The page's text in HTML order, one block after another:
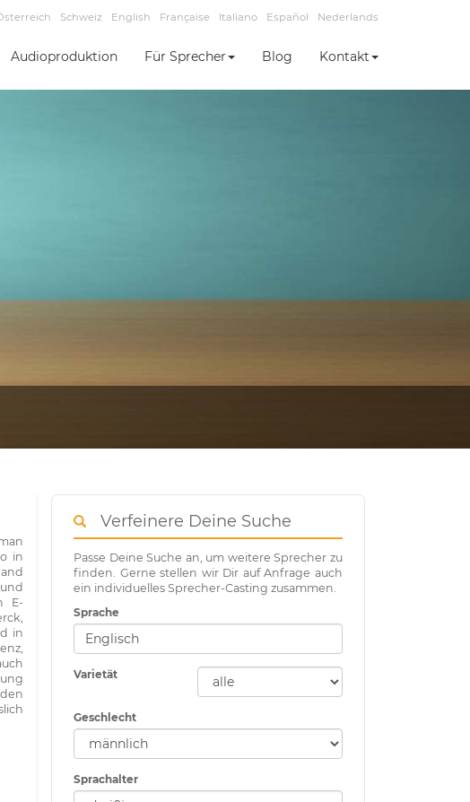
Schweiz English Française Italiano Español Nederlands
Audioproduktion Für Sprecher Blog Kontakt
in
E-
in
Verfeinere Deine Suche
Passe Deine Suche an, um weitere Sprecher zu
finden. Gerne stellen wir Dir auf Anfrage auch
ein individuelles Sprecher-Casting zusammen.
Sprache
Varietät
Geschlecht
Sprachalter